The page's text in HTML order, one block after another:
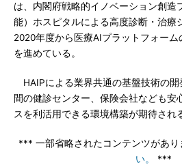
は、内閣府戦略的イノベーション創造
能）ホスピタルによる高度診断・治療
2020年度から医療AIプラットフォー
を進めている。
HAIPによる業界共通の基盤技術の開
間の健診センター、保険会社なども安
スを利活用できる環境構築が期待され
*** 一部省略されたコンテンツがあり
い。
***